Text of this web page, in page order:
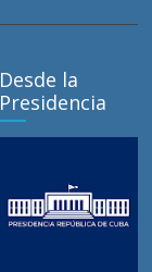
Desde la
Presidencia